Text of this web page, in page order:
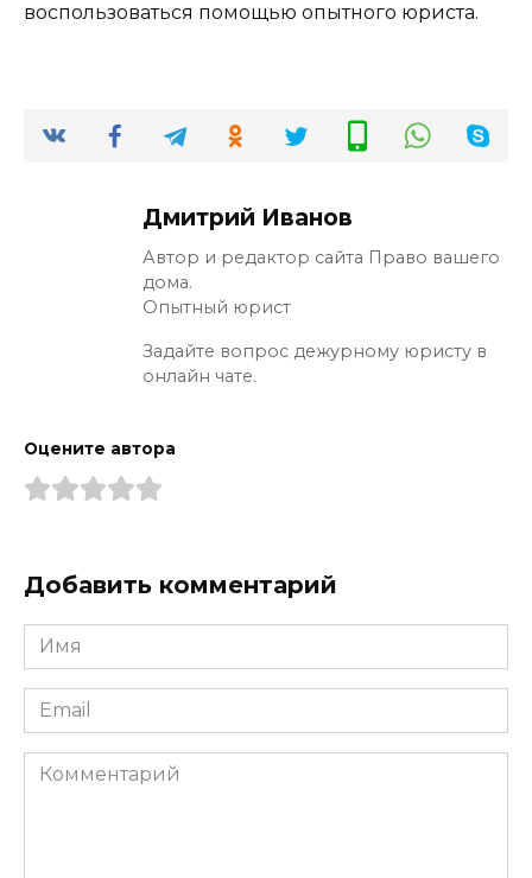
воспользоваться помощью опытного юриста.
Дмитрий Иванов
Автор и редактор сайта Право вашего
дома.
Опытный юрист
Задайте вопрос дежурному юристу в
онлайн чате.
Оцените автора
Добавить комментарий
Имя
*
Email
*
Комментарий